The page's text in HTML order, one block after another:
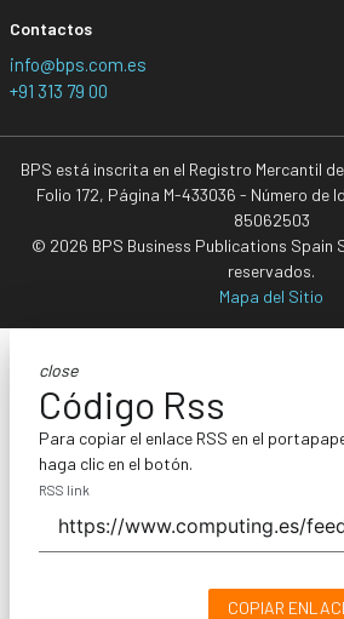
Contactos
info@bps.com.es
+91 313 79 00
BPS está inscrita en el Registro Mercantil
Folio 172, Página M-433036 - Número de
85062503
© 2026 BPS Business Publications Spain
reservados.
Mapa del Sitio
close
Código Rss
Para copiar el enlace RSS en el
haga clic en el botón.
RSS link
COPIAR